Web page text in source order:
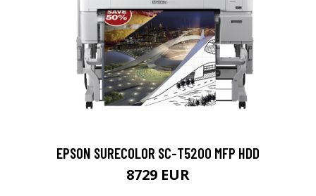
EPSON SURECOLOR SC-T5200 MFP HDD
8729 EUR